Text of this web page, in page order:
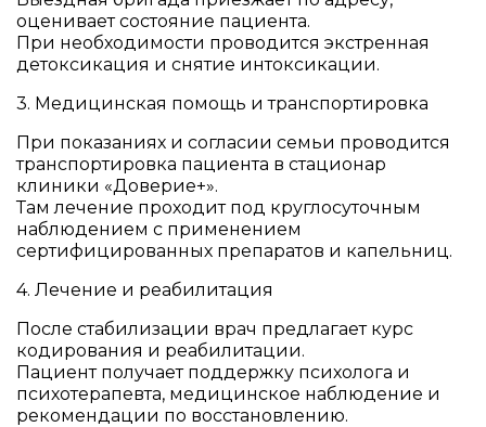
оценивает состояние пациента.
При необходимости проводится экстренная
детоксикация и снятие интоксикации.
3. Медицинская помощь и транспортировка
При показаниях и согласии семьи проводится
транспортировка пациента в стационар
клиники «Доверие+».
Там лечение проходит под круглосуточным
наблюдением с применением
сертифицированных препаратов и капельниц.
4. Лечение и реабилитация
После стабилизации врач предлагает курс
кодирования и реабилитации.
Пациент получает поддержку психолога и
психотерапевта, медицинское наблюдение и
рекомендации по восстановлению.